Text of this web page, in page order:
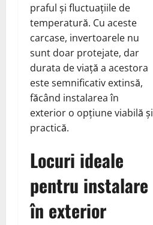
praful și fluctuațiile de
temperatură. Cu aceste
carcase, invertoarele nu
sunt doar protejate, dar
durata de viață a acestora
este semnificativ extinsă,
făcând instalarea în
exterior o opțiune viabilă și
practică.
Locuri ideale
pentru instalare
în exterior